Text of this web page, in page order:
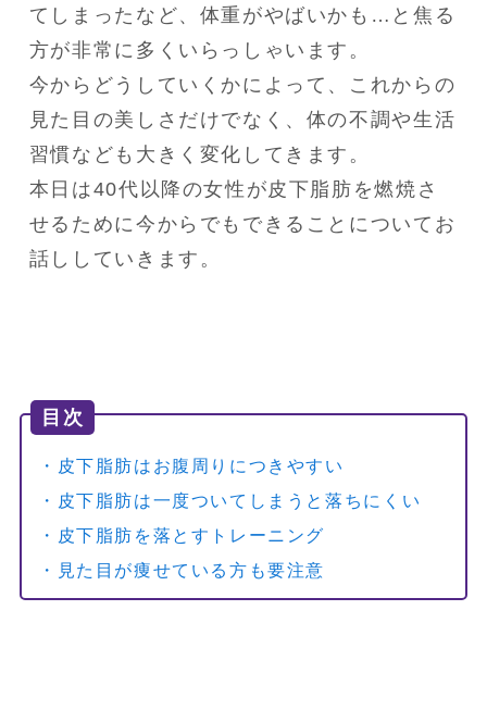
てしまったなど、体重がやばいかも…と焦る
方が非常に多くいらっしゃいます。
今からどうしていくかによって、これからの
見た目の美しさだけでなく、体の不調や生活
習慣なども大きく変化してきます。
本日は40代以降の女性が皮下脂肪を燃焼さ
せるために今からでもできることについてお
話ししていきます。
目次
・皮下脂肪はお腹周りにつきやすい
・皮下脂肪は一度ついてしまうと落ちにくい
・皮下脂肪を落とすトレーニング
・見た目が痩せている方も要注意